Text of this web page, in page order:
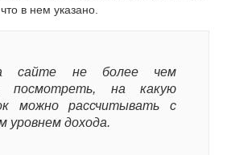
в нем указано.
сайте не более чем
посмотреть, на какую
можно рассчитывать с
уровнем дохода.